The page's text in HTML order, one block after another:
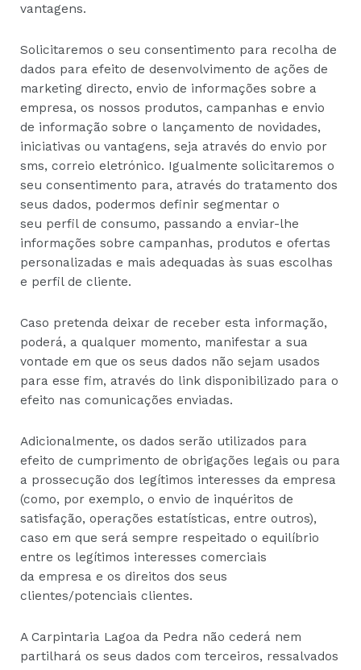
vantagens.
Solicitaremos o seu consentimento para recolha de
dados para efeito de desenvolvimento de ações de
marketing directo, envio de informações sobre a
empresa, os nossos produtos, campanhas e envio
de informação sobre o lançamento de novidades,
iniciativas ou vantagens, seja através do envio por
sms, correio eletrónico. Igualmente solicitaremos o
seu consentimento para, através do tratamento dos
seus dados, podermos definir segmentar o
seu perfil de consumo, passando a enviar-lhe
informações sobre campanhas, produtos e ofertas
personalizadas e mais adequadas às suas escolhas
e perfil de cliente.
Caso pretenda deixar de receber esta informação,
poderá, a qualquer momento, manifestar a sua
vontade em que os seus dados não sejam usados
para esse fim, através do link disponibilizado para o
efeito nas comunicações enviadas.
Adicionalmente, os dados serão utilizados para
efeito de cumprimento de obrigações legais ou para
a prossecução dos legítimos interesses da empresa
(como, por exemplo, o envio de inquéritos de
satisfação, operações estatísticas, entre outros),
caso em que será sempre respeitado o equilíbrio
entre os legítimos interesses comerciais
da empresa e os direitos dos seus
clientes/potenciais clientes.
A Carpintaria Lagoa da Pedra não cederá nem
partilhará os seus dados com terceiros, ressalvados